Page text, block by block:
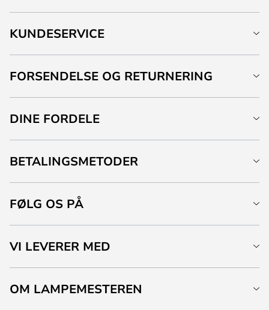
KUNDESERVICE
FORSENDELSE OG RETURNERING
DINE FORDELE
BETALINGSMETODER
FØLG OS PÅ
VI LEVERER MED
OM LAMPEMESTEREN